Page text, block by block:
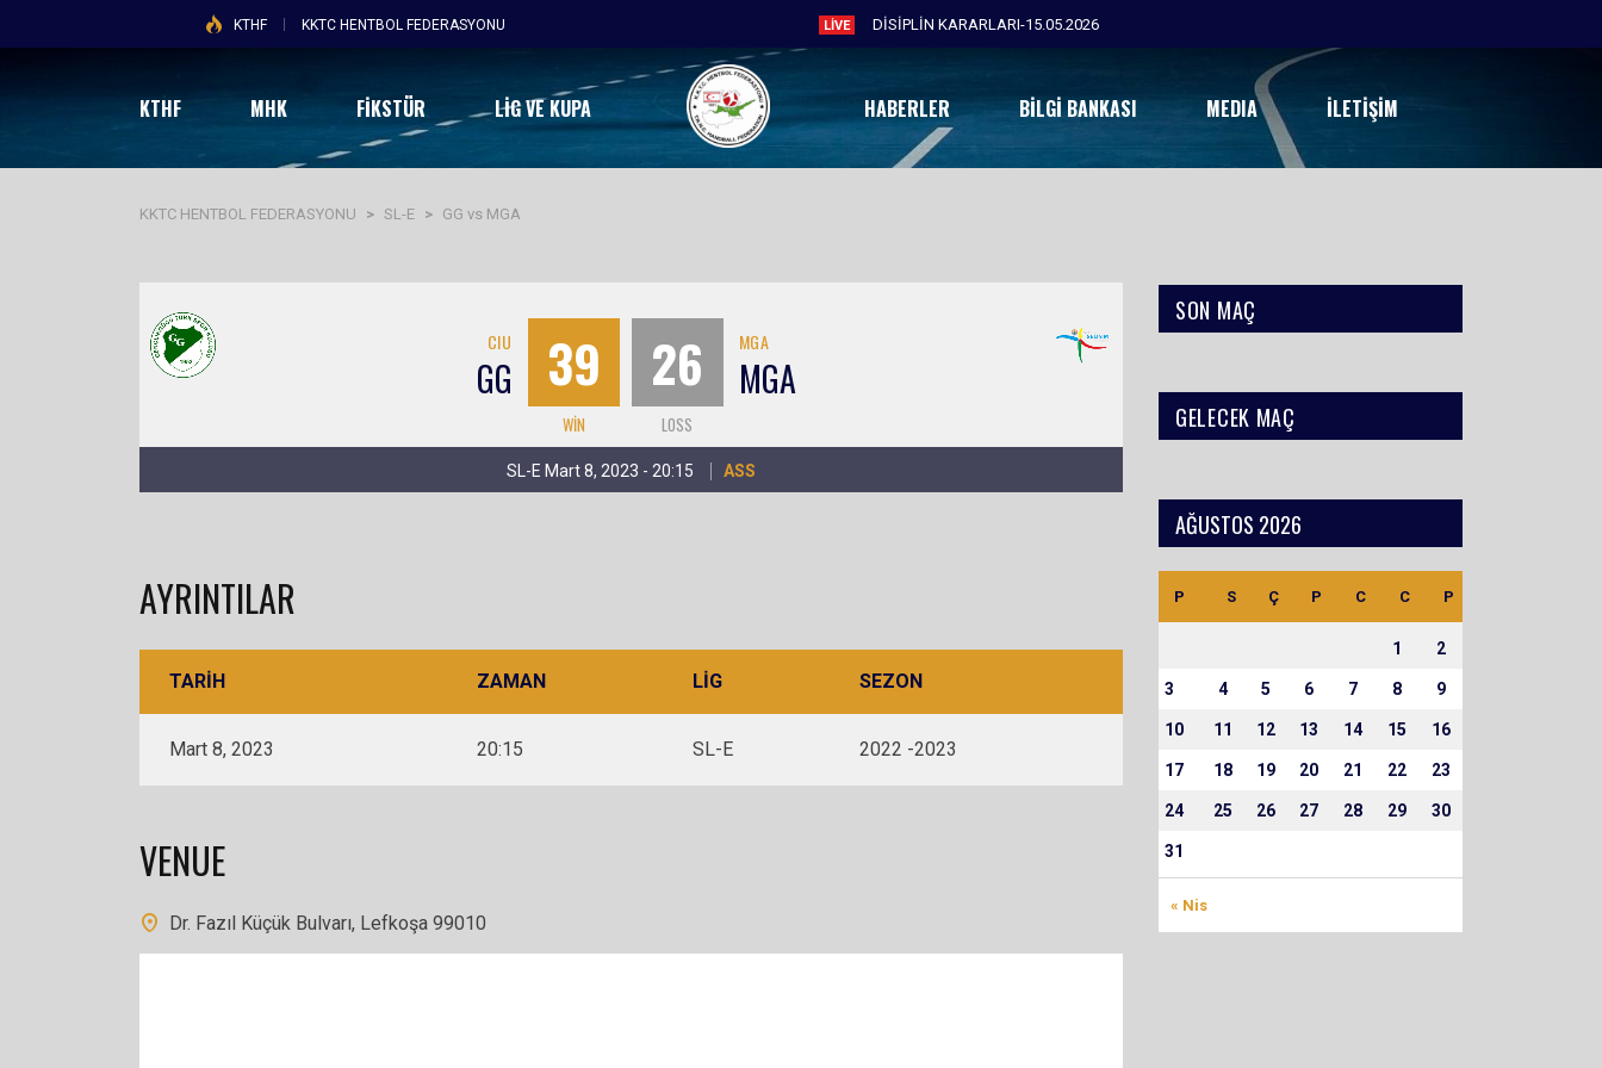
KTHF KKTC HENTBOL FEDERASYONU LIVE DİSİPLİN KARARLARI-15.05.2026
KTHF MHK FİKSTÜR LIG VE KUPA HABERLER BILGI BANKASI MEDIA İLETIŞIM
KKTC HENTBOL FEDERASYONU > SL-E > GG vs MGA
CIU
GG 39
WIN
26
LOSS
MGA
MGA
SL-E Mart 8, 2023 - 20:15 ASS
AYRINTILAR
TARIH ZAMAN LIG SEZON
Mart 8, 2023 20:15 SL-E 2022 -2023
VENUE
Dr. Fazıl Küçük Bulvarı, Lefkoşa 99010
SON MAÇ
GELECEK MAÇ
AĞUSTOS 2026
P S Ç P C C P
« Nis
1 2
3 4 5 6 7 8 9
10 11 12 13 14 15 16
17 18 19 20 21 22 23
24 25 26 27 28 29 30
31